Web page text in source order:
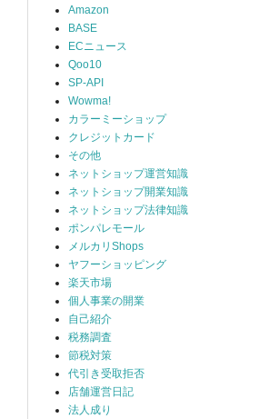
Amazon
BASE
ECニュース
Qoo10
SP-API
Wowma!
カラーミーショップ
クレジットカード
その他
ネットショップ運営知識
ネットショップ開業知識
ネットショップ法律知識
ポンパレモール
メルカリShops
ヤフーショッピング
楽天市場
個人事業の開業
自己紹介
税務調査
節税対策
代引き受取拒否
店舗運営日記
法人成り